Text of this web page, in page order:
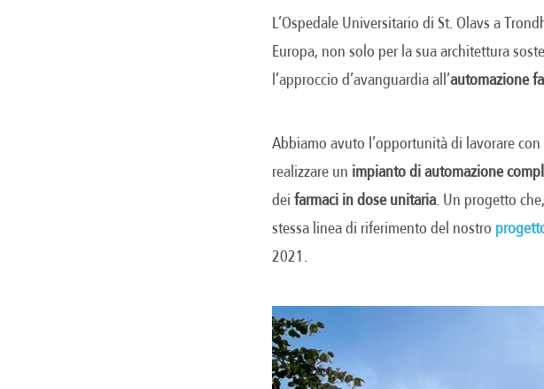
L’Ospedale Universitario di St. Olavs a
Europa, non solo per la sua architettura
l’approccio d’avanguardia all’automazione
Abbiamo avuto l’opportunità di lavorare
realizzare un impianto di automazione
deifarmaci in dose unitaria. Un progetto
stessa linea di riferimento del nostro
2021.